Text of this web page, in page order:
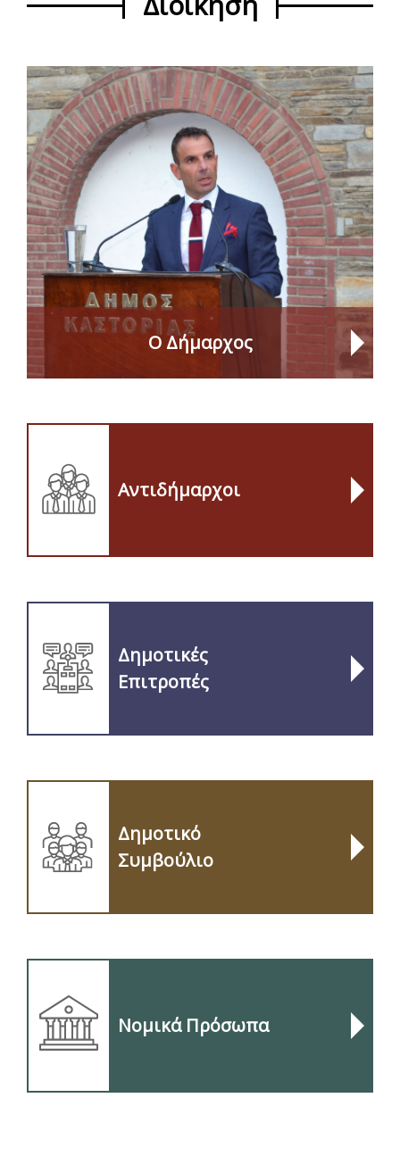
Ο Δήμαρχος
Αντιδήμαρχοι
Δημοτικές
Επιτροπές
Δημοτικό
Συμβούλιο
Νομικά Πρόσωπα